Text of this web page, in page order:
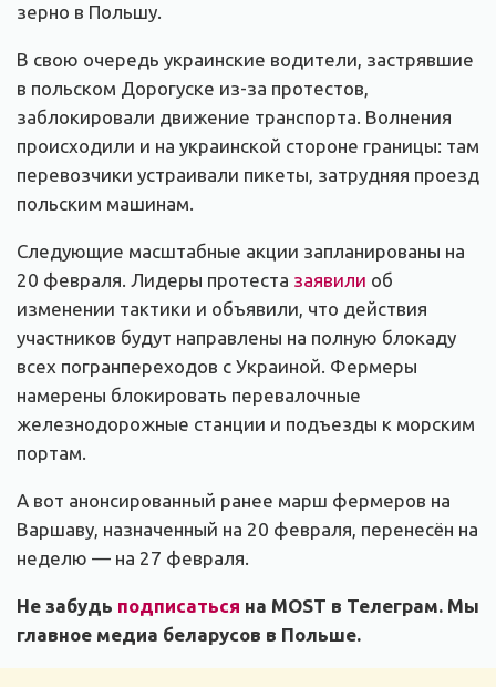
зерно в Польшу.
В свою очередь украинские водители, застрявшие
в польском Дорогуске из-за протестов,
заблокировали движение транспорта. Волнения
происходили и на украинской стороне границы: там
перевозчики устраивали пикеты, затрудняя проезд
польским машинам.
Следующие масштабные акции запланированы на
20 февраля. Лидеры протеста заявили об
изменении тактики и объявили, что действия
участников будут направлены на полную блокаду
всех погранпереходов с Украиной. Фермеры
намерены блокировать перевалочные
железнодорожные станции и подъезды к морским
портам.
А вот анонсированный ранее марш фермеров на
Варшаву, назначенный на 20 февраля, перенесён на
неделю — на 27 февраля.
Не забудь подписаться на MOST в Телеграм. Мы
главное медиа беларусов в Польше.